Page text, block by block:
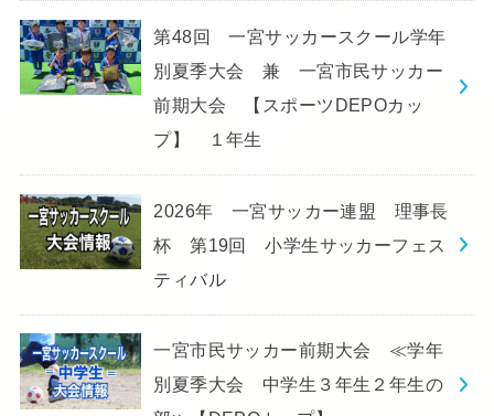
第48回 一宮サッカースクール学年
別夏季大会 兼 一宮市民サッカー
前期大会 【スポーツDEPOカッ
プ】 １年生
2026年 一宮サッカー連盟 理事長
杯 第19回 小学生サッカーフェス
ティバル
一宮市民サッカー前期大会 ≪学年
別夏季大会 中学生３年生２年生の